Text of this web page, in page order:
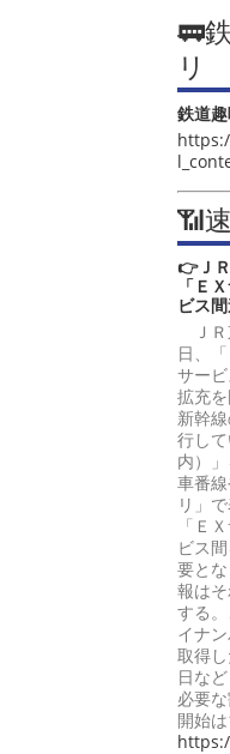
🚃
リ
鉄道
📶
👉Ｊ
「Ｅ
ビス
ＪＲ
日、
サー
拡充
新幹
行し
内）
車番
リ」
「Ｅ
ビス
要と
報は
する
イナ
取得
日な
必要
開始は